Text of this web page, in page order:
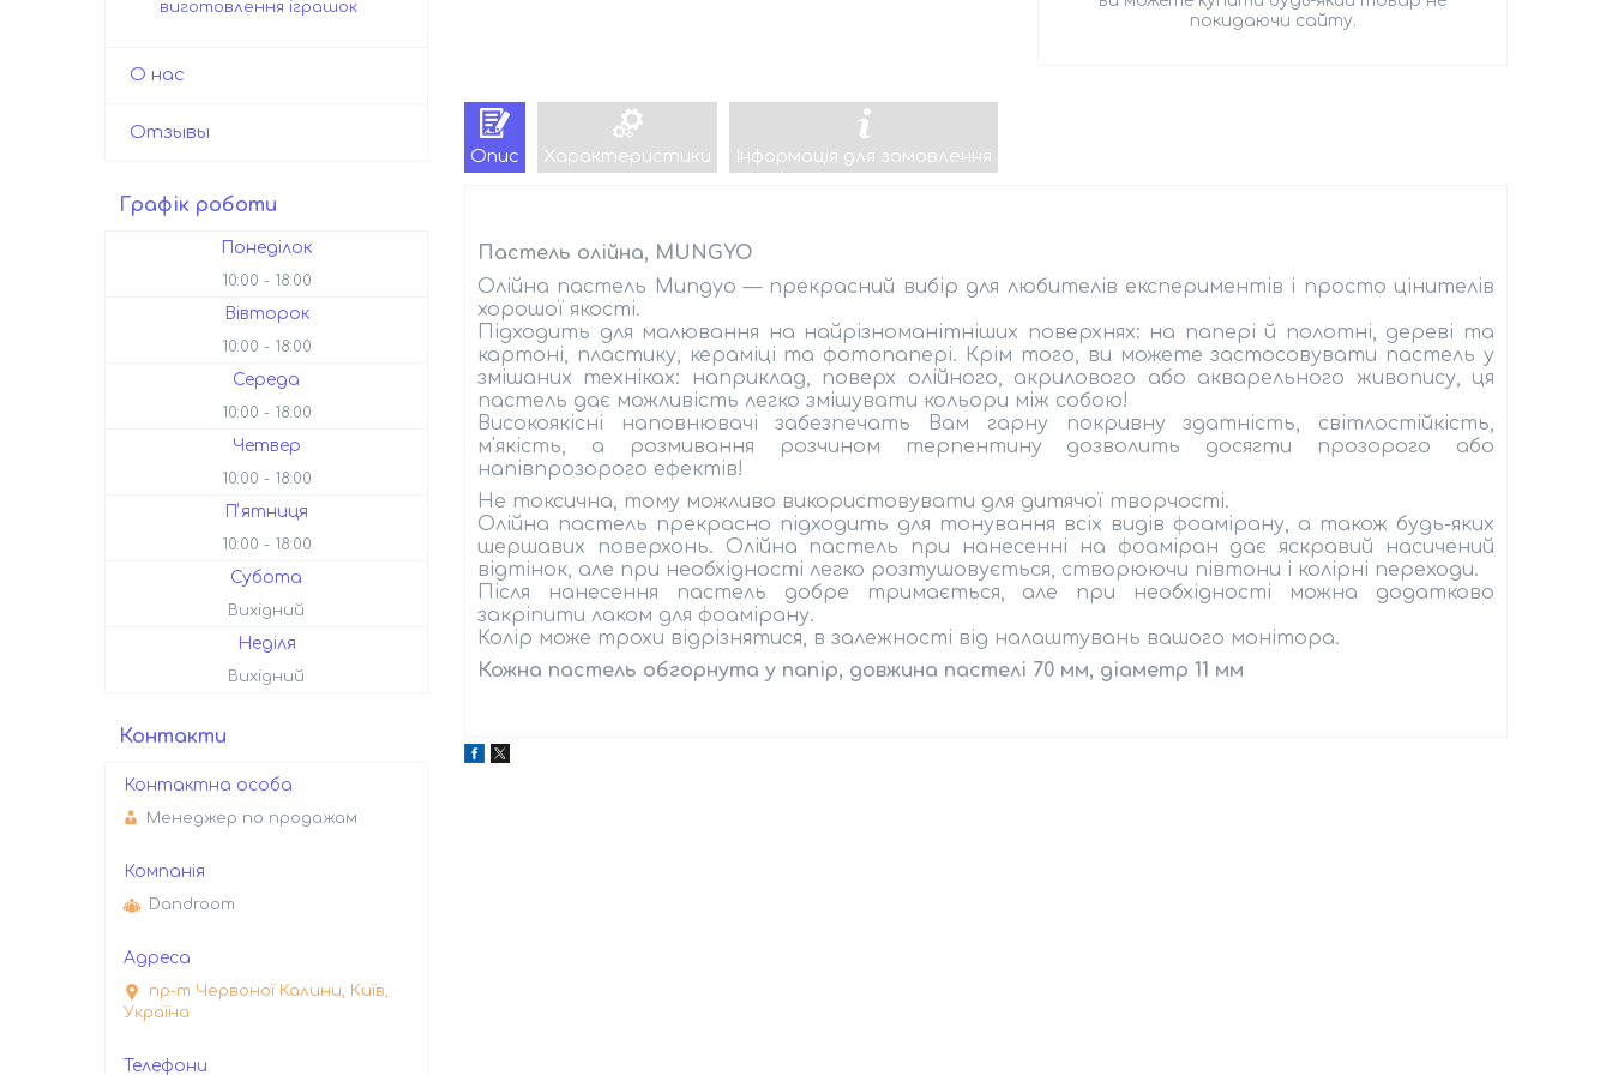
покидаючи сайту.
Опис Характеристики Інформація для замовлення
Пастель олійна, MUNGYO
Олійна пастель Mungyo — прекрасний вибір для любителів експериментів і просто цінителів
хорошої якості.
Підходить для малювання на найрізноманітніших поверхнях: на папері й полотні, дереві та
картоні, пластику, кераміці та фотопапері. Крім того, ви можете застосовувати пастель у
змішаних техніках: наприклад, поверх олійного, акрилового або акварельного живопису, ця
пастель дає можливість легко змішувати кольори між собою!
Високоякісні наповнювачі забезпечать Вам гарну покривну здатність, світлостійкість,
м'якість, а розмивання розчином терпентину дозволить досягти прозорого або
напівпрозорого ефектів!
Не токсична, тому можливо використовувати для дитячої творчості.
Олійна пастель прекрасно підходить для тонування всіх видів фоамірану, а також будь-яких
шершавих поверхонь. Олійна пастель при нанесенні на фоаміран дає яскравий насичений
відтінок, але при необхідності легко розтушовується, створюючи півтони і колірні переходи.
Після нанесення пастель добре тримається, але при необхідності можна додатково
закріпити лаком для фоамірану.
Колір може трохи відрізнятися, в залежності від налаштувань вашого монітора.
Кожна пастель обгорнута у папір, довжина пастелі 70 мм, діаметр 11 мм
виготовлення іграшок
О нас
Отзывы
Графік роботи
Понеділок
10:00 18:00
Вівторок
10:00 18:00
Середа
10:00 18:00
Четвер
10:00 18:00
Пʼятниця
10:00 18:00
Субота
Вихідний
Неділя
Вихідний
Контакти
Менеджер по продажам
Dandroom
пр-т Червоної Калини, Київ,
Україна